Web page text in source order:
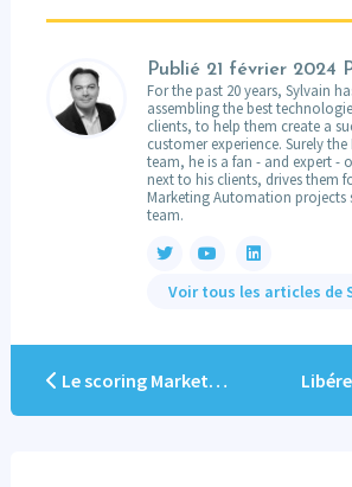
Publié 21 février 2024
For the past 20 years, Sylvain
assembling the best
clients, to help them create a
customer experience. Surely
team, he is a fan - and expert -
next to his clients, drives them
Marketing Automation projects
team.
Voir tous les articles de
Le scoring Marketo pour transformer vos Leads en Victoires !